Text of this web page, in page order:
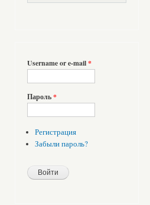
Username or e-mail*
Пароль*
Регистрация
Забыли пароль?